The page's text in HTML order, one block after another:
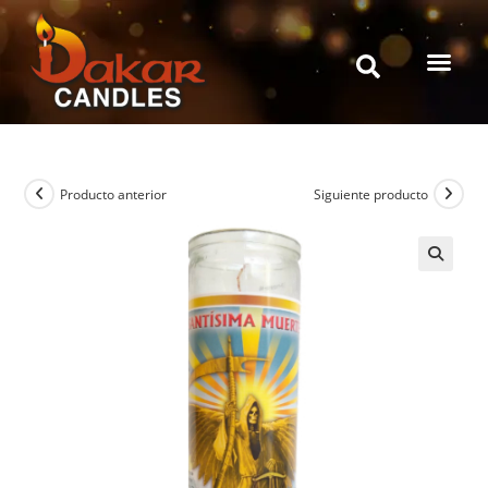
Producto anterior Siguiente producto